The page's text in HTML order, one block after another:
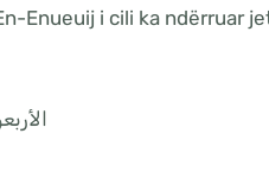
Enueuij i cili ka ndërruar